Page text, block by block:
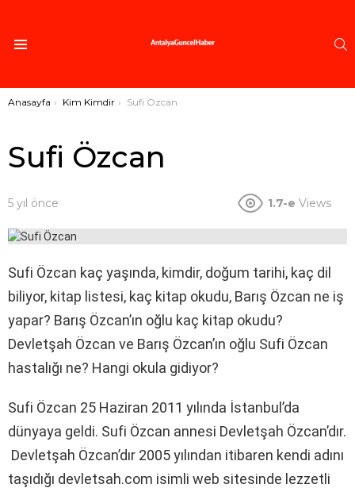
Buradasınız:
Anasayfa Kim Kimdir Sufi Özcan
Sufi Özcan
5 yıl önce 1.7-e Views
Sufi Özcan kaç yaşında, kimdir, doğum tarihi, kaç dil
biliyor, kitap listesi, kaç kitap okudu, Barış Özcan ne iş
yapar? Barış Özcan’ın oğlu kaç kitap okudu?
Devletşah Özcan ve Barış Özcan’ın oğlu Sufi Özcan
hastalığı ne? Hangi okula gidiyor?
Sufi Özcan 25 Haziran 2011 yılında İstanbul’da
dünyaya geldi. Sufi Özcan annesi Devletşah Özcan’dır.
Devletşah Özcan’dır 2005 yılından itibaren kendi adını
taşıdığı devletsah.com isimli web sitesinde lezzetli